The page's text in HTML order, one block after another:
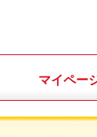
マイペー